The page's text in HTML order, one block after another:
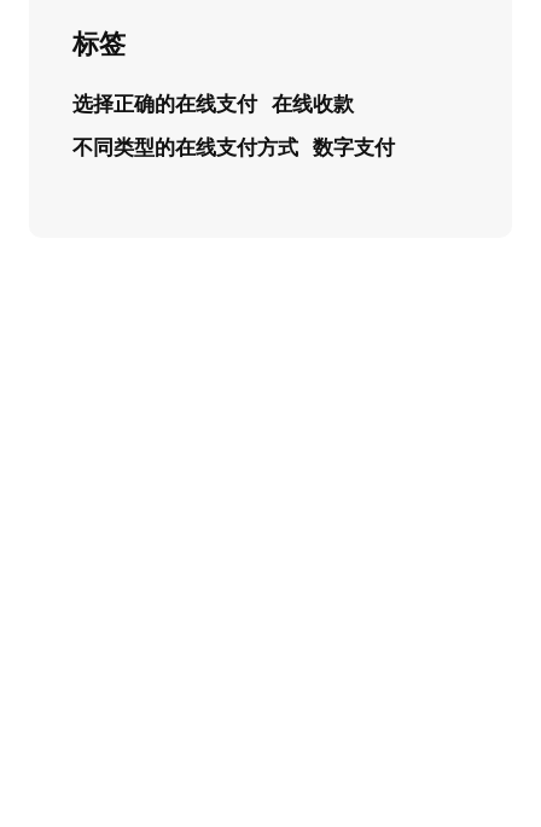
标签
选择正确的在线支付 在线收款
不同类型的在线支付方式 数字支付